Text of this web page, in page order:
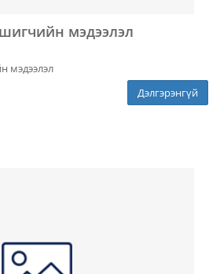
мэдээлэл
мэдээлэл
Дэлгэрэнгүй